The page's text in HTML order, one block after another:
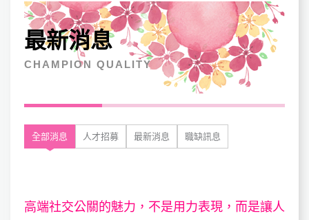
最新消息
CHAMPION QUALITY
全部消息 人才招募 最新消息 職缺訊息
高端社交公關的魅力，不是用力表現，而是讓人